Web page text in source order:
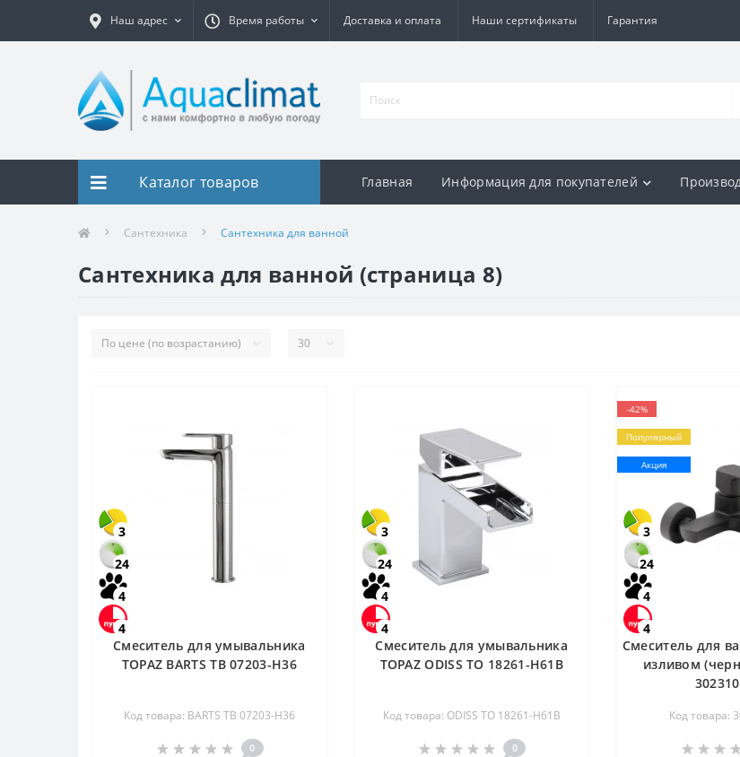
Наш адрес Время работы Доставка и оплата Наши сертификаты Гарантия
Каталог товаров Главная Информация для покупателей
Сантехника Сантехника для ванной
Сантехника для ванной (страница 8)
3
24
4
4
Смеситель для умывальника
TOPAZ BARTS TB 07203-H36
Код товара: BARTS TB 07203-H36
0
3
24
4
4
Смеситель для умывальника
TOPAZ ODISS TO 18261-H61B
Код товара: ODISS TO 18261-H61B
0
-42%
Популярный
Акция
3
24
4
4
Смеситель для
изливом
Код товара: